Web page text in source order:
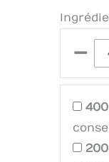
–
400
200